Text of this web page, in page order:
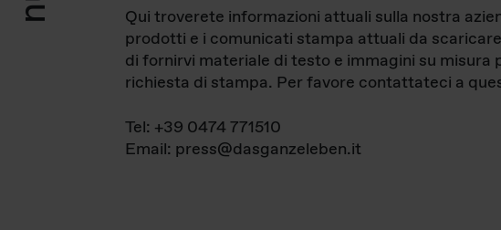
Qui troverete informazioni attuali sulla nostra
prodotti e i comunicati stampa attuali da
di fornirvi materiale di testo e immagini su misura
richiesta di stampa. Per favore contattateci a
Tel: +39 0474 771510
Email: press@dasganzeleben.it